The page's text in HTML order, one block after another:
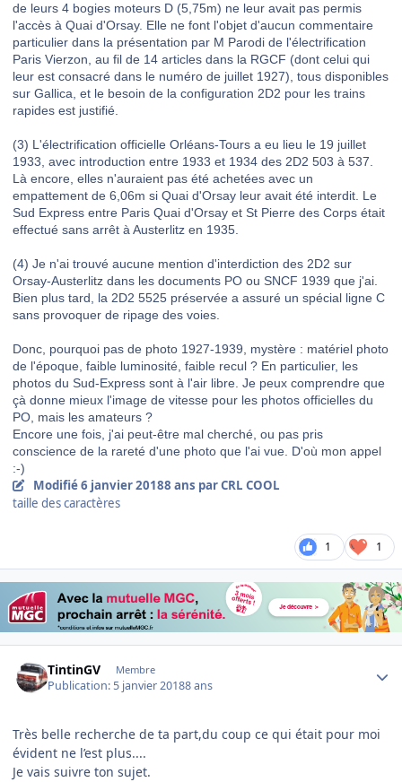
de leurs 4 bogies moteurs D (5,75m) ne leur avait pas permis
l'accès à Quai d'Orsay. Elle ne font l'objet d'aucun commentaire
particulier dans la présentation par M Parodi de l'électrification
Paris Vierzon, au fil de 14 articles dans la RGCF (dont celui qui
leur est consacré dans le numéro de juillet 1927), tous disponibles
sur Gallica, et le besoin de la configuration 2D2 pour les trains
rapides est justifié.
(3) L'électrification officielle Orléans-Tours a eu lieu le 19 juillet
1933, avec introduction entre 1933 et 1934 des 2D2 503 à 537.
Là encore, elles n'auraient pas été achetées avec un
empattement de 6,06m si Quai d'Orsay leur avait été interdit. Le
Sud Express entre Paris Quai d'Orsay et St Pierre des Corps était
effectué sans arrêt à Austerlitz en 1935.
(4) Je n'ai trouvé aucune mention d'interdiction des 2D2 sur
Orsay-Austerlitz dans les documents PO ou SNCF 1939 que j'ai.
Bien plus tard, la 2D2 5525 préservée a assuré un spécial ligne C
sans provoquer de ripage des voies.
Donc, pourquoi pas de photo 1927-1939, mystère : matériel photo
de l'époque, faible luminosité, faible recul ? En particulier, les
photos du Sud-Express sont à l'air libre. Je peux comprendre que
çà donne mieux l'image de vitesse pour les photos officielles du
PO, mais les amateurs ?
Encore une fois, j'ai peut-être mal cherché, ou pas pris
conscience de la rareté d'une photo que l'ai vue. D'où mon appel
:-)
Modifié6 janvier 20188 ans par CRL COOL
taille des caractères
1 1
TintinGV Membre
Publication: 5 janvier 20188 ans
Très belle recherche de ta part,du coup ce qui était pour moi
évident ne l’est plus....
Je vais suivre ton sujet.